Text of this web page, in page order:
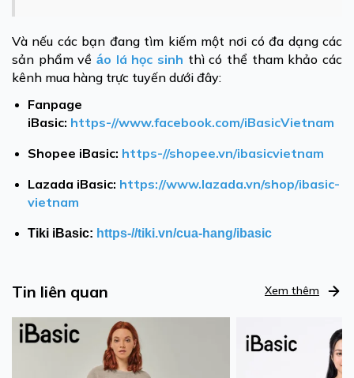
Và nếu các bạn đang tìm kiếm một nơi có đa dạng các
sản phẩm về áo lá học sinh thì có thể tham khảo các
kênh mua hàng trực tuyến dưới đây:
Fanpage
iBasic: https-//www.facebook.com/iBasicVietnam
Shopee iBasic: https-//shopee.vn/ibasicvietnam
Lazada iBasic: https://www.lazada.vn/shop/ibasic-
vietnam
Tiki iBasic: https-//tiki.vn/cua-hang/ibasic
Tin liên quan Xem thêm